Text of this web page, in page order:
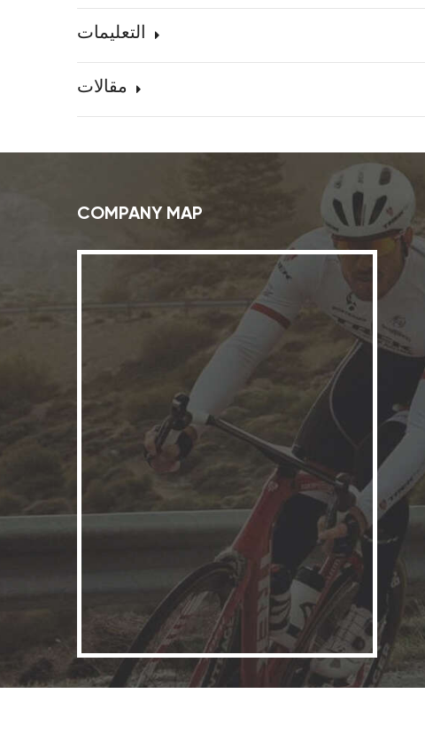
التعليمات
مقالات
COMPANY MAP